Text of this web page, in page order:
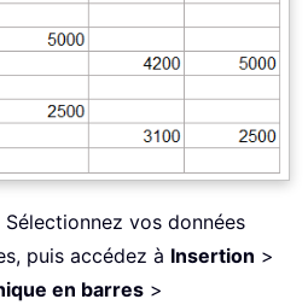
Sélectionnez vos données
puis accédez à Insertion >
en barres >